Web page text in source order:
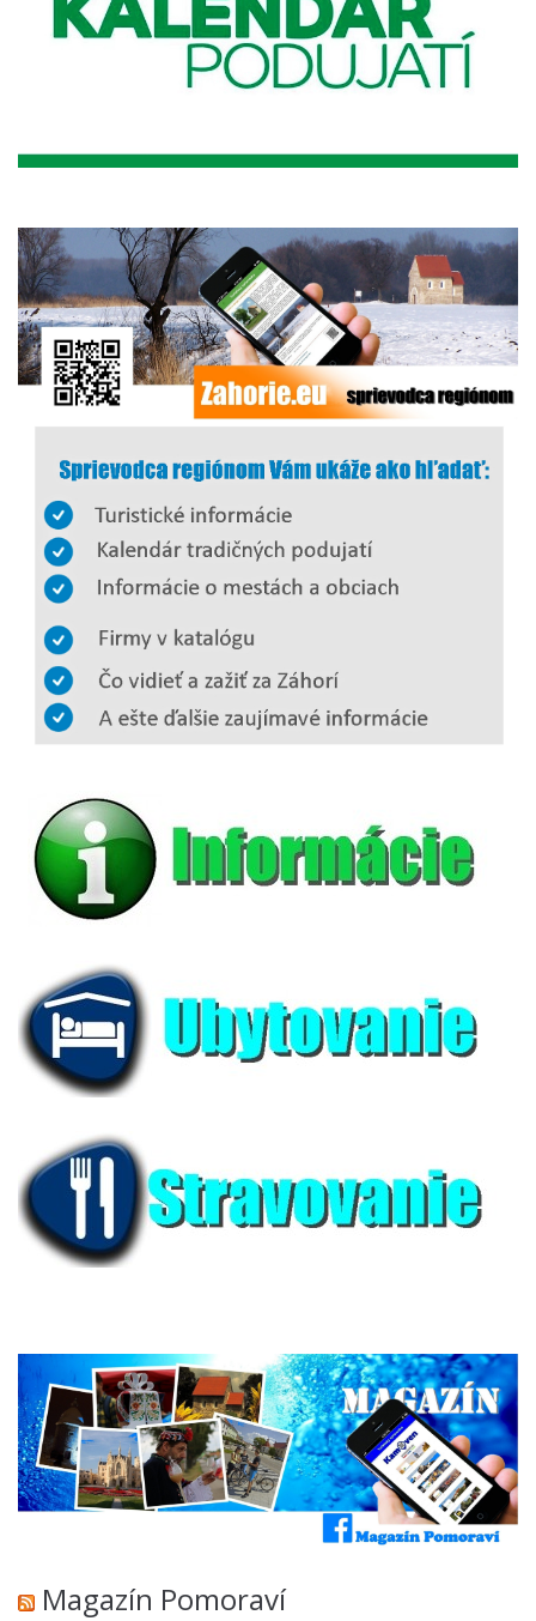
Magazín Pomoraví